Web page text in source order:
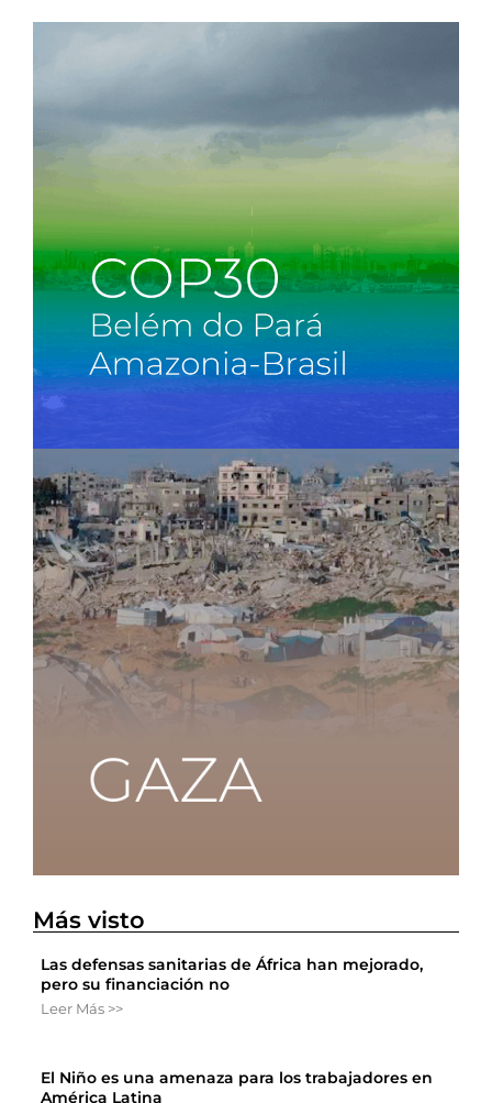
Más visto
Las defensas sanitarias de África han mejorado,
pero su financiación no
Leer Más >>
El Niño es una amenaza para los trabajadores en
América Latina